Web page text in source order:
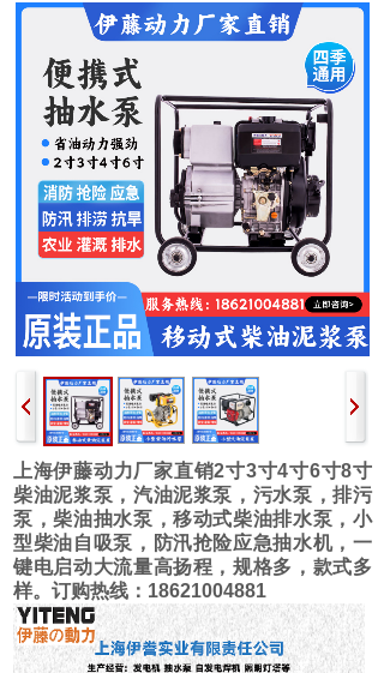
上海伊藤动力厂家直销2寸3寸4寸6寸8寸
柴油泥浆泵，汽油泥浆泵，污水泵，排污
泵，柴油抽水泵，移动式柴油排水泵，小
型柴油自吸泵，防汛抢险应急抽水机，一
键电启动大流量高扬程，规格多，款式多
样。订购热线：18621004881